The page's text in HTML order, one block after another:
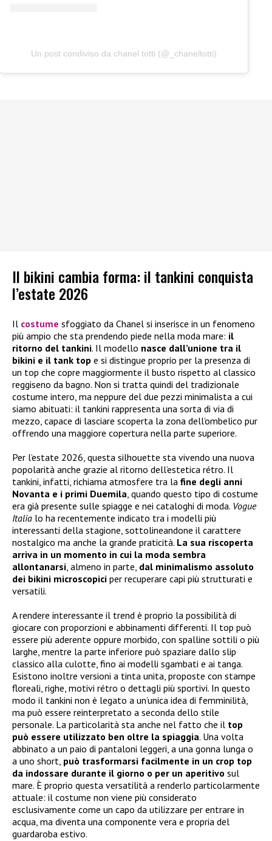
Un post condiviso da chanel totti (@_chaneltotti)
Il bikini cambia forma: il tankini conquista
l’estate 2026
Il costume sfoggiato da Chanel si inserisce in un fenomeno
più ampio che sta prendendo piede nella moda mare: il
ritorno del tankini. Il modello nasce dall’unione tra il
bikini e il tank top e si distingue proprio per la presenza di
un top che copre maggiormente il busto rispetto al classico
reggiseno da bagno. Non si tratta quindi del tradizionale
costume intero, ma neppure del due pezzi minimalista a cui
siamo abituati: il tankini rappresenta una sorta di via di
mezzo, capace di lasciare scoperta la zona dell’ombelico pur
offrendo una maggiore copertura nella parte superiore.
Per l’estate 2026, questa silhouette sta vivendo una nuova
popolarità anche grazie al ritorno dell’estetica rétro. Il
tankini, infatti, richiama atmosfere tra la fine degli anni
Novanta e i primi Duemila, quando questo tipo di costume
era già presente sulle spiagge e nei cataloghi di moda. Vogue
Italia lo ha recentemente indicato tra i modelli più
interessanti della stagione, sottolineandone il carattere
nostalgico ma anche la grande praticità. La sua riscoperta
arriva in un momento in cui la moda sembra
allontanarsi, almeno in parte, dal minimalismo assoluto
dei bikini microscopici per recuperare capi più strutturati e
versatili.
A rendere interessante il trend è proprio la possibilità di
giocare con proporzioni e abbinamenti differenti. Il top può
essere più aderente oppure morbido, con spalline sottili o più
larghe, mentre la parte inferiore può spaziare dallo slip
classico alla culotte, fino ai modelli sgambati e ai tanga.
Esistono inoltre versioni a tinta unita, proposte con stampe
floreali, righe, motivi rétro o dettagli più sportivi. In questo
modo il tankini non è legato a un’unica idea di femminilità,
ma può essere reinterpretato a seconda dello stile
personale. La particolarità sta anche nel fatto che il top
può essere utilizzato ben oltre la spiaggia. Una volta
abbinato a un paio di pantaloni leggeri, a una gonna lunga o
a uno short, può trasformarsi facilmente in un crop top
da indossare durante il giorno o per un aperitivo sul
mare. È proprio questa versatilità a renderlo particolarmente
attuale: il costume non viene più considerato
esclusivamente come un capo da utilizzare per entrare in
acqua, ma diventa una componente vera e propria del
guardaroba estivo.